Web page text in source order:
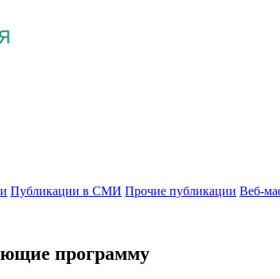
Публикации в СМИ Прочие публикации Веб-
программу